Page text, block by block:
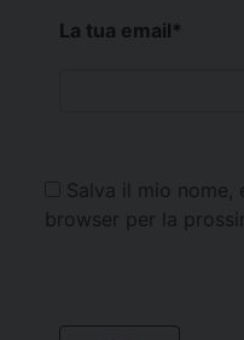
La tua email*
Salva il mio nome,
browser per la